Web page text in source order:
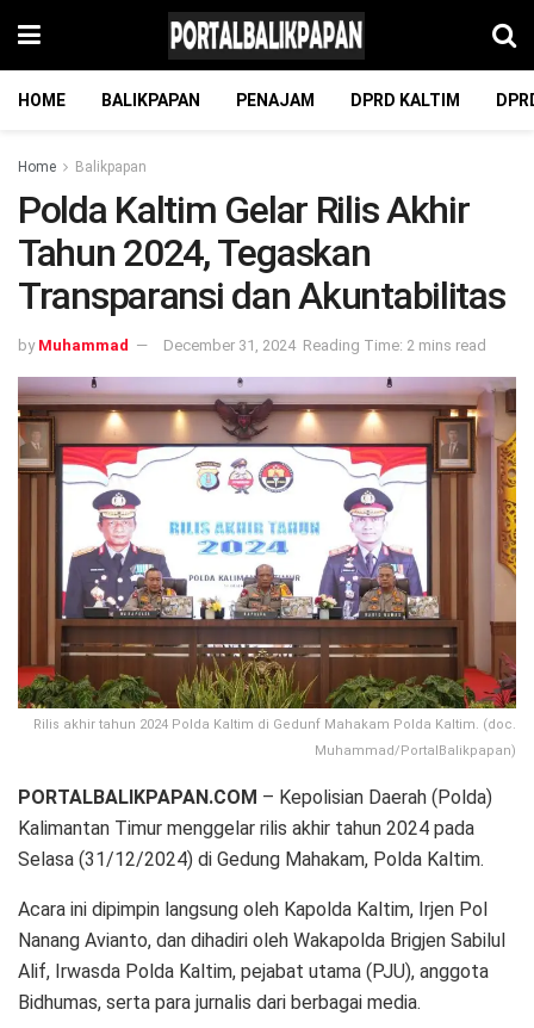
HOME BALIKPAPAN PENAJAM DPRD KALTIM
Home Balikpapan
Polda Kaltim Gelar Rilis Akhir
Tahun 2024, Tegaskan
Transparansi dan Akuntabilitas
by Muhammad December 31, 2024 Reading Time: 2 mins read
Rilis akhir tahun 2024 Polda Kaltim di Gedunf Mahakam Polda Kaltim. (doc.
Muhammad/PortalBalikpapan)
PORTALBALIKPAPAN.COM – Kepolisian Daerah (Polda)
Kalimantan Timur menggelar rilis akhir tahun 2024 pada
Selasa (31/12/2024) di Gedung Mahakam, Polda Kaltim.
Acara ini dipimpin langsung oleh Kapolda Kaltim, Irjen Pol
Nanang Avianto, dan dihadiri oleh Wakapolda Brigjen Sabilul
Alif, Irwasda Polda Kaltim, pejabat utama (PJU), anggota
Bidhumas, serta para jurnalis dari berbagai media.